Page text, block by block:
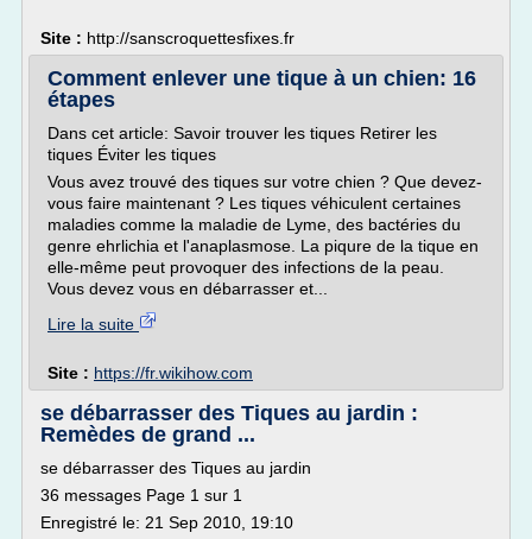
Site : http://sanscroquettesfixes.fr
Comment enlever une tique à un chien: 16
étapes
Dans cet article: Savoir trouver les tiques Retirer les
tiques Éviter les tiques
Vous avez trouvé des tiques sur votre chien ? Que devez-
vous faire maintenant ? Les tiques véhiculent certaines
maladies comme la maladie de Lyme, des bactéries du
genre ehrlichia et l'anaplasmose. La piqure de la tique en
elle-même peut provoquer des infections de la peau.
Vous devez vous en débarrasser et...
Lire la suite
Site : https://fr.wikihow.com
se débarrasser des Tiques au jardin :
Remèdes de grand ...
se débarrasser des Tiques au jardin
36 messages Page 1 sur 1
Enregistré le: 21 Sep 2010, 19:10